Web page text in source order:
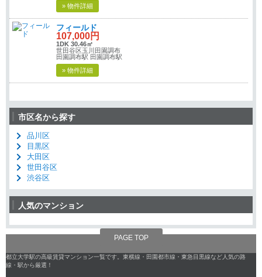
» 物件詳細
フィールド
107,000円
1DK 30.46㎡
世田谷区玉川田園調布
田園調布駅 田園調布駅
» 物件詳細
市区名から探す
品川区
目黒区
大田区
世田谷区
渋谷区
人気のマンション
PAGE TOP
都立大学駅の高級賃貸マンション一覧です。東横線・田園都市線・東急目黒線など人気の路
線・駅から厳選！